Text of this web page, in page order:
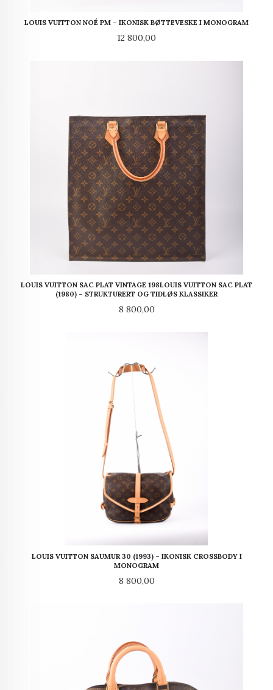
LOUIS VUITTON NOÉ PM – IKONISK BØTTEVESKE I MONOGRAM
Pris
12 800,00
LOUIS VUITTON SAC PLAT VINTAGE 198LOUIS VUITTON SAC PLAT
(1980) – STRUKTURERT OG TIDLØS KLASSIKER
Pris
8 800,00
LOUIS VUITTON SAUMUR 30 (1993) – IKONISK CROSSBODY I
MONOGRAM
Pris
8 800,00